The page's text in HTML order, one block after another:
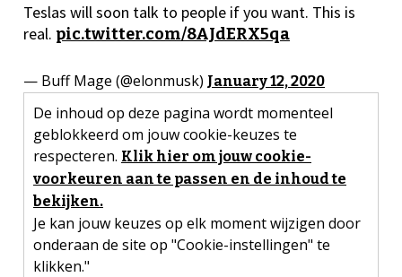
Teslas will soon talk to people if you want. This is
real. pic.twitter.com/8AJdERX5qa
— Buff Mage (@elonmusk) January 12, 2020
De inhoud op deze pagina wordt momenteel
geblokkeerd om jouw cookie-keuzes te
respecteren. Klik hier om jouw cookie-
voorkeuren aan te passen en de inhoud te
bekijken.
Je kan jouw keuzes op elk moment wijzigen door
onderaan de site op "Cookie-instellingen" te
klikken."